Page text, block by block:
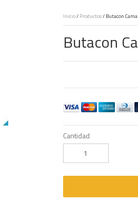
Inicio/ Productos/ Butacon Cama
Butacon
Cantidad